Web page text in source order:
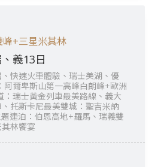
+三星米其林
、義13日
快速火車體驗、瑞士美湖、優
阿爾卑斯山第一高峰白朗峰+歐洲
：瑞士黃金列車最美路線、義大
托斯卡尼最美雙城：聖吉米納
連泊：伯恩高地+羅馬、瑞義雙
林饗宴